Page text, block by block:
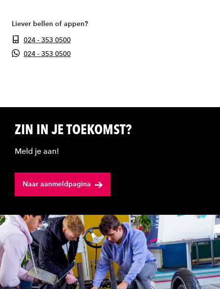
Liever bellen of appen?
024 - 353 0500
024 - 353 0500
ZIN IN JE TOEKOMST?
Meld je aan!
Naar aanmeldpagina